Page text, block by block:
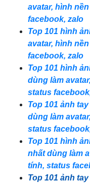
avatar, hình
facebook, zalo
Top 101 hình
avatar, hình
facebook, zalo
Top 101 hình
dùng làm
status
Top 101 ảnh
dùng làm
status
Top 101 hình
nhất dùng làm
tính, status
Top 101 ảnh